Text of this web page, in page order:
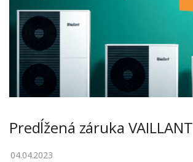
Predĺžená záruka VAILLANT
04.04.2023